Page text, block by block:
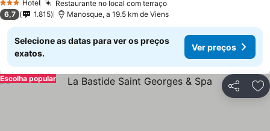
3 EstrelasHotel Restaurante no local com terraço
6,7 1.815 Manosque, a 19.5 km de Viens
Selecione as datas para ver os preços
exatos.
Ver preços
Partilhar
Escolha popular